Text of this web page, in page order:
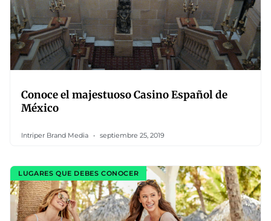
Conoce el majestuoso Casino Español de
México
Intriper Brand Media septiembre 25, 2019
LUGARES QUE DEBES CONOCER